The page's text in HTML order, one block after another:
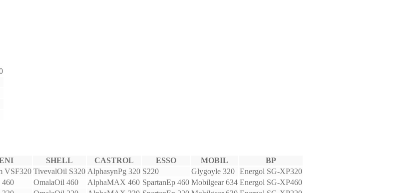
SHELL CASTROL ESSO MOBIL BP
VSF320 TivevalOil S320 AlphasynPg 320 S220 Glygoyle 320 Energol SG-XP320
460 OmalaOil 460 AlphaMAX 460 SpartanEp 460 Mobilgear 634 Energol SG-XP460